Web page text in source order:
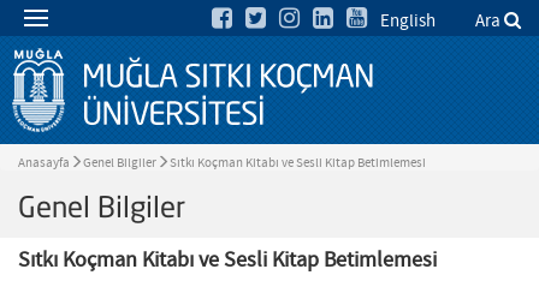
English Ara
Anasayfa Genel Bilgiler Sıtkı Koçman Kitabı ve Sesli Kitap Betimlemesi
Genel Bilgiler
Sıtkı Koçman Kitabı ve Sesli Kitap Betimlemesi